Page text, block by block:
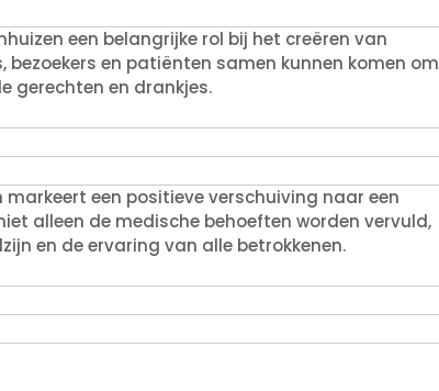
een belangrijke rol bij het creëren van
en patiënten samen kunnen komen om
gerechten en drankjes.
een positieve verschuiving naar een
alleen de medische behoeften worden vervuld,
en de ervaring van alle betrokkenen.